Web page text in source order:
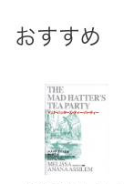
おすすめ